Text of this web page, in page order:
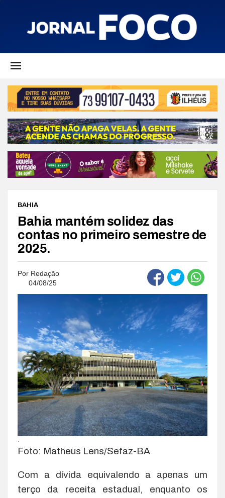
BAHIA
Bahia mantém solidez das
contas no primeiro semestre de
2025.
Por Redação
04/08/25
.
Foto: Matheus Lens/Sefaz-BA
Com a dívida equivalendo a apenas um
terço da receita estadual, enquanto os